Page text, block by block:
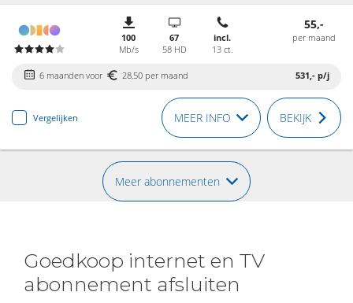
100
Mb/s
67
58 HD
incl.
13 ct.
55,-
per maand
6 maanden voor 28,50 per maand 531,- p/j
Vergelijken MEER INFO BEKIJK
Meer abonnementen
Goedkoop internet en TV
abonnement afsluiten